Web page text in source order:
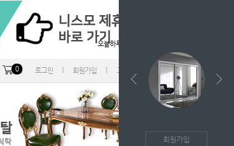
오늘하루 열지않음
0 로그인 회원가입 고객센터 ㅣ 마이페이지
회원가입